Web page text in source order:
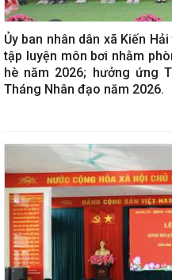
Ủy ban nhân dân xã Kiến
tập luyện môn bơi nhằm
hè năm 2026; hưởng ứng
Tháng Nhân đạo năm 2026.